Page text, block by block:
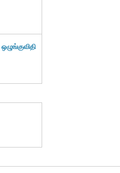
ஒழுங்குவிதி